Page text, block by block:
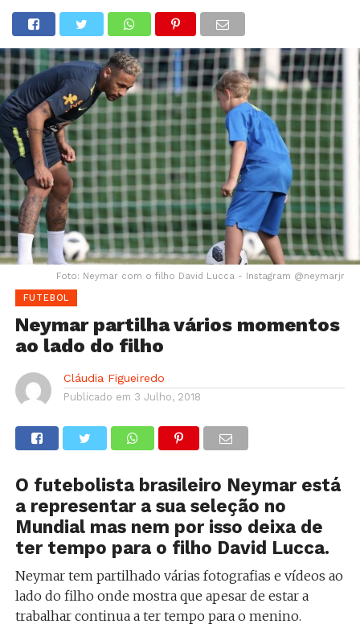
Foto: Neymar com o filho David Lucca - Instagram @neymarjr
FUTEBOL
Neymar partilha vários momentos
ao lado do filho
Cláudia Figueiredo
Publicado em 3 Julho, 2018
O futebolista brasileiro Neymar está
a representar a sua seleção no
Mundial mas nem por isso deixa de
ter tempo para o filho David Lucca.
Neymar tem partilhado várias fotografias e vídeos ao
lado do filho onde mostra que apesar de estar a
trabalhar continua a ter tempo para o menino.